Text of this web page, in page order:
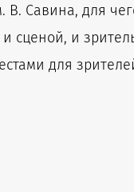
Савина, для
сценой, и
для